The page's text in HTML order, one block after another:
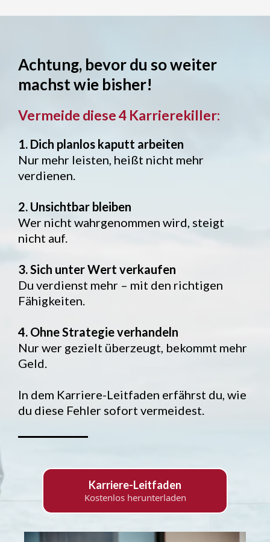
Achtung, bevor du so weiter
machst wie bisher!
Vermeide diese 4 Karrierekiller:
1. Dich planlos kaputt arbeiten
Nur mehr leisten, heißt nicht mehr
verdienen.
2. Unsichtbar bleiben
Wer nicht wahrgenommen wird, steigt
nicht auf.
3. Sich unter Wert verkaufen
Du verdienst mehr – mit den richtigen
Fähigkeiten.
4. Ohne Strategie verhandeln
Nur wer gezielt überzeugt, bekommt mehr
Geld.
In dem Karriere-Leitfaden erfährst du, wie
du diese Fehler sofort vermeidest.
Karriere-Leitfaden
Kostenlos herunterladen